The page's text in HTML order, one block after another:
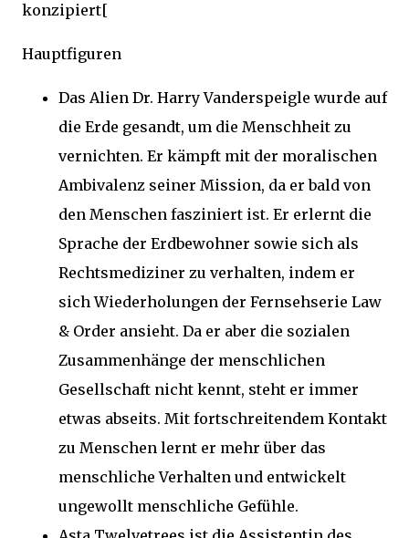
konzipiert[
Hauptfiguren
Das Alien Dr. Harry Vanderspeigle wurde auf
die Erde gesandt, um die Menschheit zu
vernichten. Er kämpft mit der moralischen
Ambivalenz seiner Mission, da er bald von
den Menschen fasziniert ist. Er erlernt die
Sprache der Erdbewohner sowie sich als
Rechtsmediziner zu verhalten, indem er
sich Wiederholungen der Fernsehserie Law
& Order ansieht. Da er aber die sozialen
Zusammenhänge der menschlichen
Gesellschaft nicht kennt, steht er immer
etwas abseits. Mit fortschreitendem Kontakt
zu Menschen lernt er mehr über das
menschliche Verhalten und entwickelt
ungewollt menschliche Gefühle.